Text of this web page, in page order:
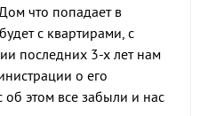
что попадает в
с квартирами, с
последних 3-х лет нам
о его
об этом все забыли и нас